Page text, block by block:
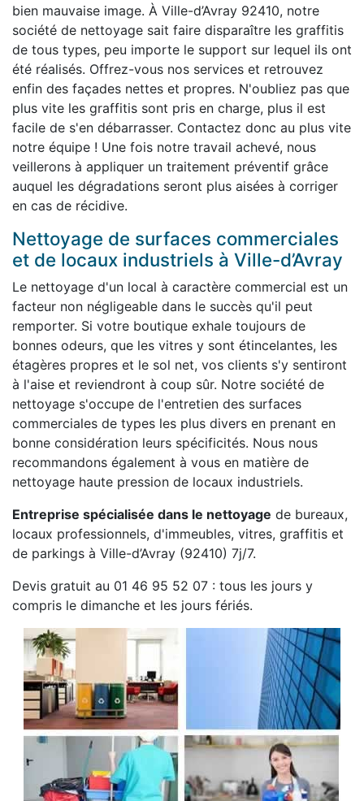
bien mauvaise image. À Ville-d’Avray 92410, notre
société de nettoyage sait faire disparaître les graffitis
de tous types, peu importe le support sur lequel ils ont
été réalisés. Offrez-vous nos services et retrouvez
enfin des façades nettes et propres. N'oubliez pas que
plus vite les graffitis sont pris en charge, plus il est
facile de s'en débarrasser. Contactez donc au plus vite
notre équipe ! Une fois notre travail achevé, nous
veillerons à appliquer un traitement préventif grâce
auquel les dégradations seront plus aisées à corriger
en cas de récidive.
Nettoyage de surfaces commerciales
et de locaux industriels à Ville-d’Avray
Le nettoyage d'un local à caractère commercial est un
facteur non négligeable dans le succès qu'il peut
remporter. Si votre boutique exhale toujours de
bonnes odeurs, que les vitres y sont étincelantes, les
étagères propres et le sol net, vos clients s'y sentiront
à l'aise et reviendront à coup sûr. Notre société de
nettoyage s'occupe de l'entretien des surfaces
commerciales de types les plus divers en prenant en
bonne considération leurs spécificités. Nous nous
recommandons également à vous en matière de
nettoyage haute pression de locaux industriels.
Entreprise spécialisée dans le nettoyage de bureaux,
locaux professionnels, d'immeubles, vitres, graffitis et
de parkings à Ville-d’Avray (92410) 7j/7.
Devis gratuit au 01 46 95 52 07 : tous les jours y
compris le dimanche et les jours fériés.